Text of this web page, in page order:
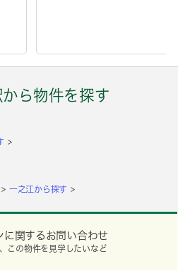
ら物件を探す
一之江から探す
に関するお問い合わせ
この物件を見学したいなど